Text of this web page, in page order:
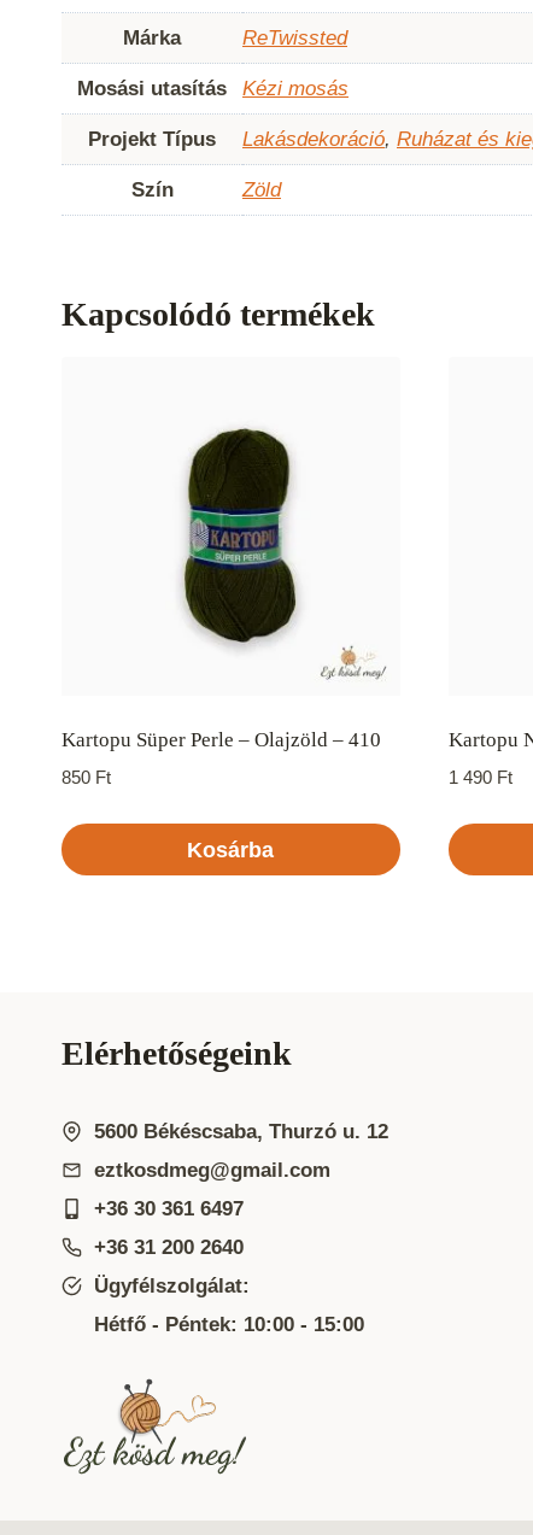
Márka ReTwissted
Mosási utasítás Kézi mosás
Projekt Típus Lakásdekoráció, Ruházat és
Szín Zöld
Kapcsolódó termékek
Kartopu Süper Perle – Olajzöld – 410
850 Ft
Kosárba
Kartopu
1 490 Ft
Elérhetőségeink
5600 Békéscsaba, Thurzó u. 12
eztkosdmeg@gmail.com
+36 30 361 6497
+36 31 200 2640
Ügyfélszolgálat:
Hétfő - Péntek: 10:00 - 15:00